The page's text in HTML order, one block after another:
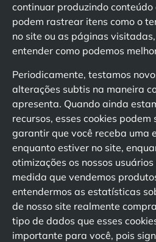
continuar produzindo conteúdo
podem rastrear itens como o
no site ou as páginas
entender como podemos
Periodicamente, testamos
alterações subtis na maneira
apresenta. Quando ainda
recursos, esses cookies
garantir que você receba uma
enquanto estiver no site,
otimizações os nossos
medida que vendemos
entendermos as estatísticas
de nosso site realmente
tipo de dados que esses
importante para você, pois